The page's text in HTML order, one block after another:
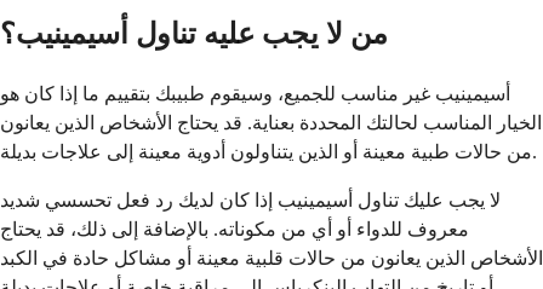
من لا يجب عليه تناول أسيمينيب؟
أسيمينيب غير مناسب للجميع، وسيقوم طبيبك بتقييم ما إذا كان هو
الخيار المناسب لحالتك المحددة بعناية. قد يحتاج الأشخاص الذين يعانون
من حالات طبية معينة أو الذين يتناولون أدوية معينة إلى علاجات بديلة.
لا يجب عليك تناول أسيمينيب إذا كان لديك رد فعل تحسسي شديد
معروف للدواء أو أي من مكوناته. بالإضافة إلى ذلك، قد يحتاج
الأشخاص الذين يعانون من حالات قلبية معينة أو مشاكل حادة في الكبد